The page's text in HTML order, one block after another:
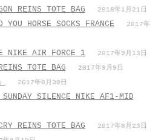
REINS TOTE BAG 2018年1月21日
HORSE SOCKS FRANCE
2017年
NIKE AIR FORCE 1 2017年9月13日
TOTE BAG 2017年9月9日
2017年8月30日
SILENCE NIKE AF1-MID
REINS TOTE BAG 2017年8月23日